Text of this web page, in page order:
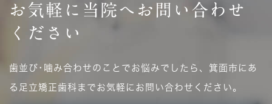
お気軽に当院へ お問い合わせ
ください
歯並び･噛み合わせのことでお悩みでしたら、箕面市にあ
る足立矯正歯科までお気軽にお問い合わせください。